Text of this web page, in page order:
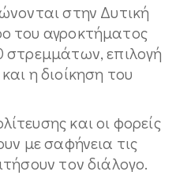
στην Δυτική
του αγροκτήματος
στρεμμάτων, επιλογή
η διοίκηση του
και οι φορείς
με σαφήνεια τις
τον διάλογο.